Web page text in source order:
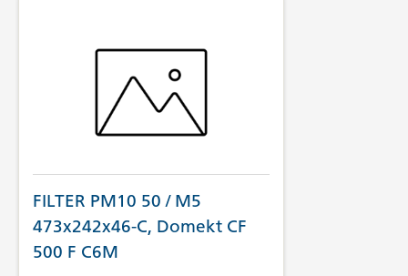
FILTER PM10 50 / M5
473x242x46-C, Domekt CF
500 F C6M